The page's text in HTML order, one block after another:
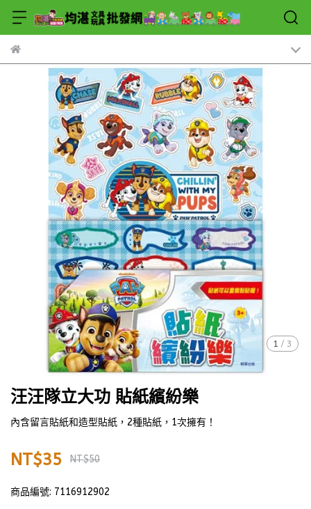
1 / 3
汪汪隊立大功 貼紙繽紛樂
內含留言貼紙和造型貼紙，2種貼紙，1次擁有！
NT$35 NT$50
商品編號: 7116912902